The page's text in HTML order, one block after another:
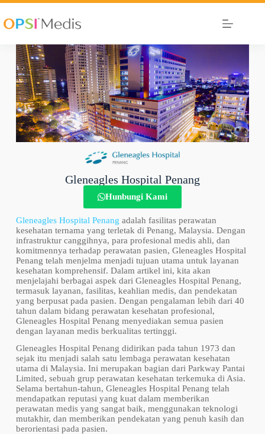
Gleneagles Hospital Penang
Hunbungi Kami
Gleneagles Hospital Penang adalah fasilitas perawatan
kesehatan ternama yang terletak di Penang, Malaysia. Dengan
infrastruktur canggihnya, para profesional medis ahli, dan
komitmennya terhadap perawatan pasien, Gleneagles Hospital
Penang telah menjelma menjadi tujuan utama untuk layanan
kesehatan komprehensif. Dalam artikel ini, kita akan
menjelajahi berbagai aspek dari Gleneagles Hospital Penang,
termasuk layanan, fasilitas, keahlian medis, dan pendekatan
yang berpusat pada pasien. Dengan pengalaman lebih dari 40
tahun dalam bidang perawatan kesehatan profesional,
Gleneagles Hospital Penang menyediakan semua pasien
dengan layanan medis berkualitas tertinggi.
Gleneagles Hospital Penang didirikan pada tahun 1973 dan
sejak itu menjadi salah satu lembaga perawatan kesehatan
utama di Malaysia. Ini merupakan bagian dari Parkway Pantai
Limited, sebuah grup perawatan kesehatan terkemuka di Asia.
Selama bertahun-tahun, Gleneagles Hospital Penang telah
mendapatkan reputasi yang kuat dalam memberikan
perawatan medis yang sangat baik, menggunakan teknologi
mutakhir, dan memberikan pendekatan yang penuh kasih dan
berorientasi pada pasien.